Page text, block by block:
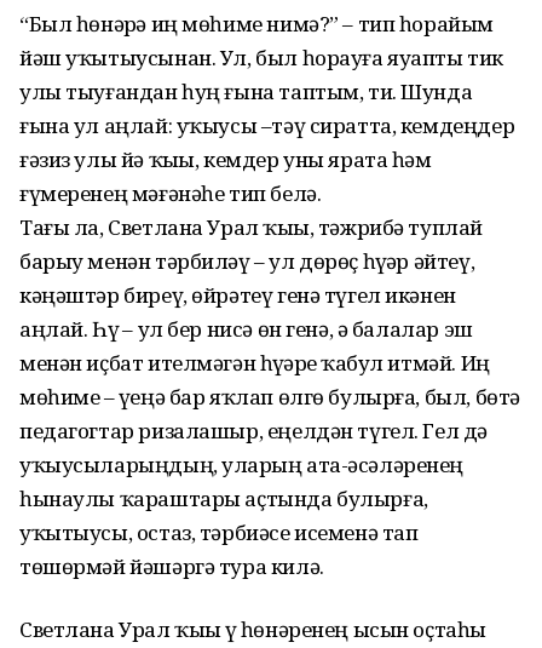
“Был һөнәрҙә иң мөһиме нимә?” – тип һорайым
йәш уҡытыусынан. Ул, был һорауға яуапты тик
улы тыуғандан һуң ғына таптым, ти. Шунда
ғына ул аңлай: уҡыусы –тәү сиратта, кемдеңдер
ғәзиз улы йә ҡыҙы, кемдер уны ярата һәм
ғүмеренең мәғәнәһе тип белә.
Тағы ла, Светлана Урал ҡыҙы, тәжрибә туплай
барыу менән тәрбиләү – ул дөрөҫ һүҙҙәр әйтеү,
кәңәштәр биреү, өйрәтеү генә түгел икәнен
аңлай. Һүҙ – ул бер нисә өн генә, ә балалар эш
менән иҫбат ителмәгән һүҙҙәрҙе ҡабул итмәй. Иң
мөһиме – үҙеңә бар яҡлап өлгө булырға, был, бөтә
педагогтар ризалашыр, еңелдән түгел. Гел дә
уҡыусыларыңдың, уларҙың ата-әсәләренең
һынаулы ҡараштары аҫтында булырға,
уҡытыусы, остаз, тәрбиәсе исеменә тап
төшөрмәй йәшәргә тура килә.
Светлана Урал ҡыҙы үҙ һөнәренең ысын оҫтаһы